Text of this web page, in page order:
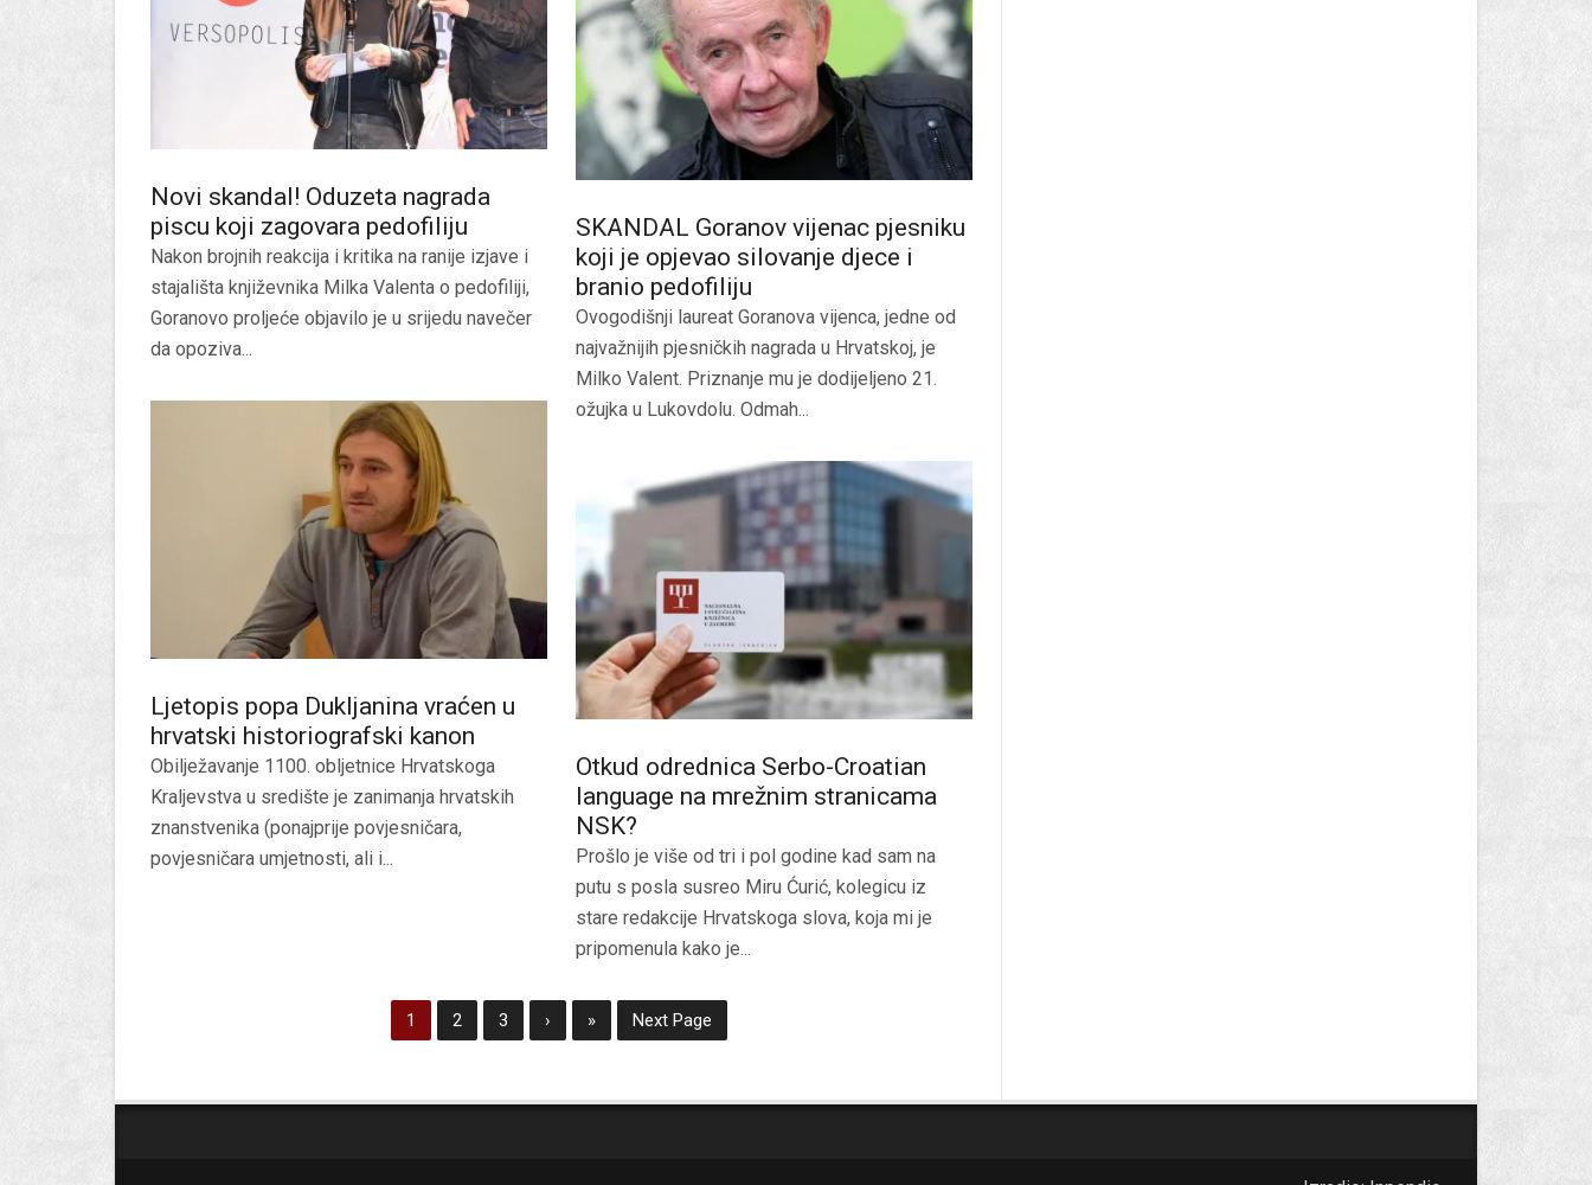
Novi skandal! Oduzeta nagrada
piscu koji zagovara pedofiliju
Nakon brojnih reakcija i kritika na ranije izjave i
stajališta književnika Milka Valenta o pedofiliji,
Goranovo proljeće objavilo je u srijedu navečer
da opoziva...
SKANDAL Goranov vijenac pjesniku
koji je opjevao silovanje djece i
branio pedofiliju
Ovogodišnji laureat Goranova vijenca, jedne od
najvažnijih pjesničkih nagrada u Hrvatskoj, je
Milko Valent. Priznanje mu je dodijeljeno 21.
ožujka u Lukovdolu. Odmah...
Ljetopis popa Dukljanina vraćen u
hrvatski historiografski kanon
Obilježavanje 1100. obljetnice Hrvatskoga
Kraljevstva u središte je zanimanja hrvatskih
znanstvenika (ponajprije povjesničara,
povjesničara umjetnosti, ali i...
Otkud odrednica Serbo-Croatian
language na mrežnim stranicama
NSK?
Prošlo je više od tri i pol godine kad sam na
putu s posla susreo Miru Ćurić, kolegicu iz
stare redakcije Hrvatskoga slova, koja mi je
pripomenula kako je...
1 2 3 › » Next Page